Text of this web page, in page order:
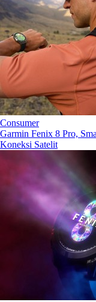
Consumer
Garmin Fenix 8 Pro,
Koneksi Satelit